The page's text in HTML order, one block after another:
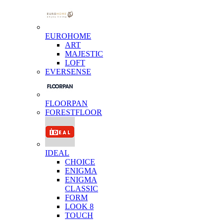
EUROHOME
ART
MAJESTIC
LOFT
EVERSENSE
FLOORPAN
FORESTFLOOR
IDEAL
CHOICE
ENIGMA
ENIGMA
CLASSIC
FORM
LOOK 8
TOUCH